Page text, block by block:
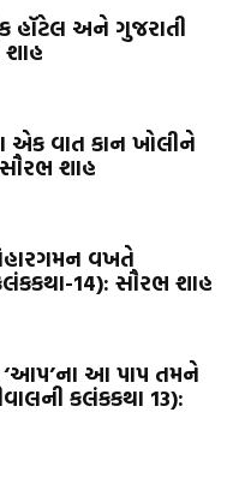
હૉટેલ અને ગુજરાતી
શાહ
વાત કાન ખોલીને
શાહ
વખતે
14): સૌરભ શાહ
આ પાપ તમને
કલંકકથા 13):